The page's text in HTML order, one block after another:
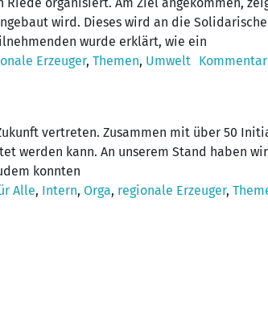
wird. Dieses wird an die
wurde erklärt, wie ein
Erzeuger, Themen, Umwelt
vertreten. Zusammen mit über 50
kann. An unserem Stand haben
konnten
Alle, Intern, Orga, regionale Erzeuger,